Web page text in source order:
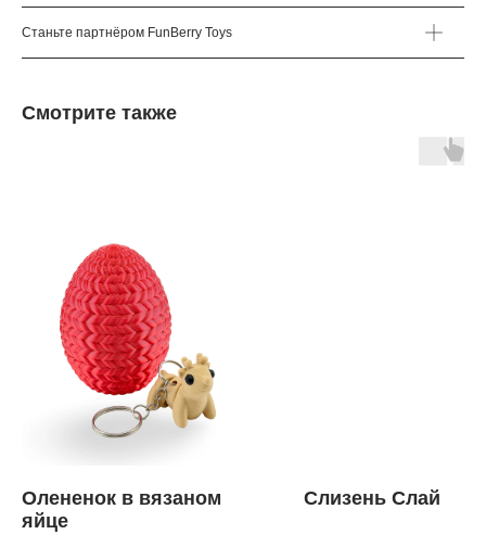
Станьте партнёром FunBerry Toys
Смотрите также
Олененок в вязаном
яйце
Слизень Слай